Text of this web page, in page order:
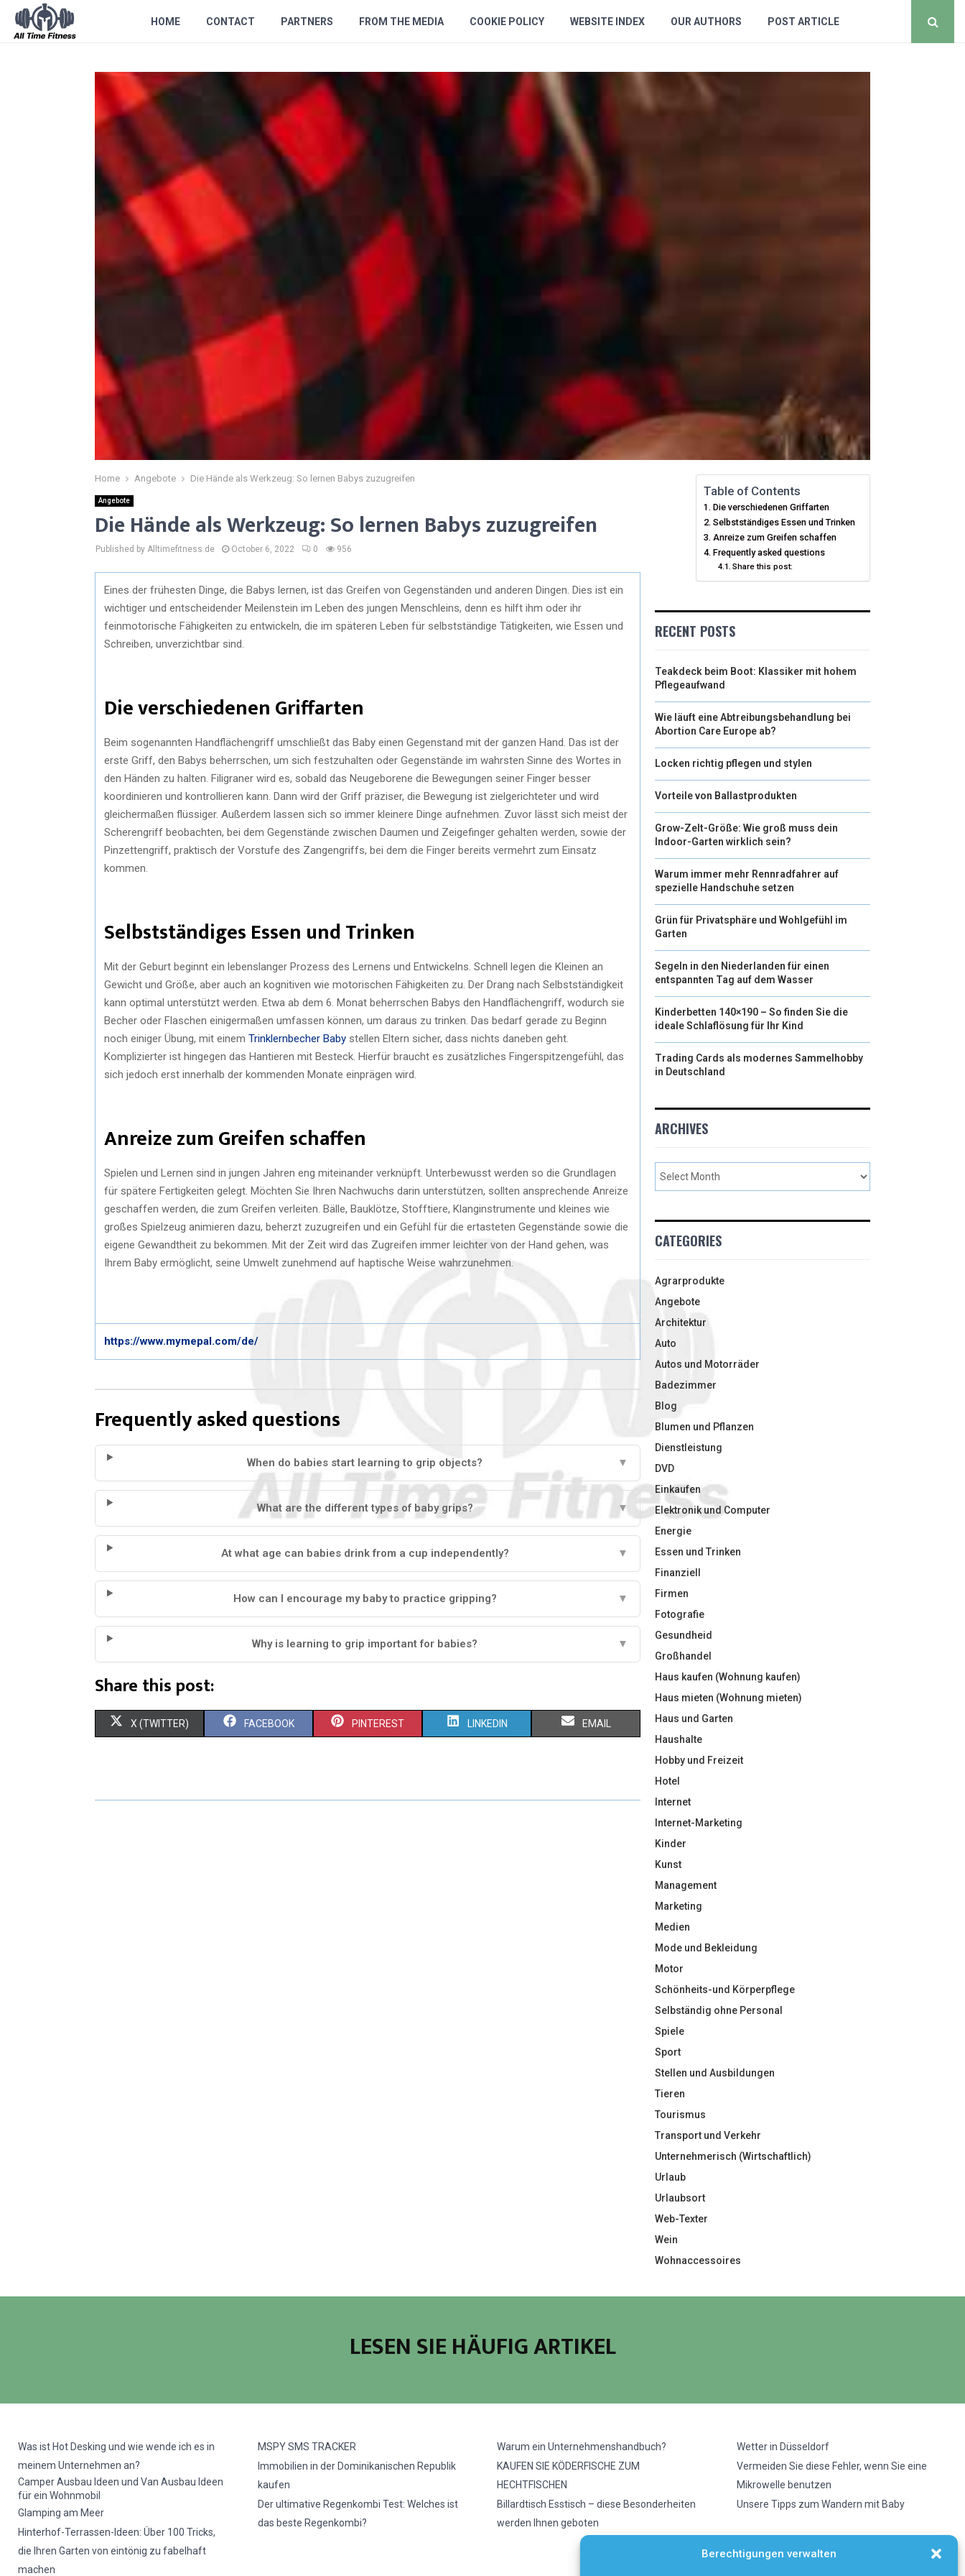
Berechtigungen verwalten
HOME CONTACT PARTNERS FROM THE MEDIA COOKIE POLICY WEBSITE INDEX OUR AUTHORS POST ARTICLE
Home Angebote Die Hände als Werkzeug: So lernen Babys zuzugreifen
Angebote
Die Hände als Werkzeug: So lernen Babys zuzugreifen
Published by Alltimefitness.de October 6, 2022 0 956
Eines der frühesten Dinge, die Babys lernen, ist das Greifen von Gegenständen und anderen Dingen. Dies ist ein
wichtiger und entscheidender Meilenstein im Leben des jungen Menschleins, denn es hilft ihm oder ihr
feinmotorische Fähigkeiten zu entwickeln, die im späteren Leben für selbstständige Tätigkeiten, wie Essen und
Schreiben, unverzichtbar sind.
Die verschiedenen Griffarten
Beim sogenannten Handflächengriff umschließt das Baby einen Gegenstand mit der ganzen Hand. Das ist der
erste Griff, den Babys beherrschen, um sich festzuhalten oder Gegenstände im wahrsten Sinne des Wortes in
den Händen zu halten. Filigraner wird es, sobald das Neugeborene die Bewegungen seiner Finger besser
koordinieren und kontrollieren kann. Dann wird der Griff präziser, die Bewegung ist zielgerichteter und wird
gleichermaßen flüssiger. Außerdem lassen sich so immer kleinere Dinge aufnehmen. Zuvor lässt sich meist der
Scherengriff beobachten, bei dem Gegenstände zwischen Daumen und Zeigefinger gehalten werden, sowie der
Pinzettengriff, praktisch der Vorstufe des Zangengriffs, bei dem die Finger bereits vermehrt zum Einsatz
kommen.
Selbstständiges Essen und Trinken
Mit der Geburt beginnt ein lebenslanger Prozess des Lernens und Entwickelns. Schnell legen die Kleinen an
Gewicht und Größe, aber auch an kognitiven wie motorischen Fähigkeiten zu. Der Drang nach Selbstständigkeit
kann optimal unterstützt werden. Etwa ab dem 6. Monat beherrschen Babys den Handflächengriff, wodurch sie
Becher oder Flaschen einigermaßen umfassen können, um daraus zu trinken. Das bedarf gerade zu Beginn
noch einiger Übung, mit einem Trinklernbecher Baby stellen Eltern sicher, dass nichts daneben geht.
Komplizierter ist hingegen das Hantieren mit Besteck. Hierfür braucht es zusätzliches Fingerspitzengefühl, das
sich jedoch erst innerhalb der kommenden Monate einprägen wird.
Anreize zum Greifen schaffen
Spielen und Lernen sind in jungen Jahren eng miteinander verknüpft. Unterbewusst werden so die Grundlagen
für spätere Fertigkeiten gelegt. Möchten Sie Ihren Nachwuchs darin unterstützen, sollten ansprechende Anreize
geschaffen werden, die zum Greifen verleiten. Bälle, Bauklötze, Stofftiere, Klanginstrumente und kleines wie
großes Spielzeug animieren dazu, beherzt zuzugreifen und ein Gefühl für die ertasteten Gegenstände sowie die
eigene Gewandtheit zu bekommen. Mit der Zeit wird das Zugreifen immer leichter von der Hand gehen, was
Ihrem Baby ermöglicht, seine Umwelt zunehmend auf haptische Weise wahrzunehmen.
https://www.mymepal.com/de/
Frequently asked questions
When do babies start learning to grip objects? ▼
What are the different types of baby grips? ▼
At what age can babies drink from a cup independently? ▼
How can I encourage my baby to practice gripping? ▼
Why is learning to grip important for babies? ▼
Share this post:
X (TWITTER) FACEBOOK PINTEREST LINKEDIN EMAIL
Table of Contents
Die verschiedenen Griffarten
Selbstständiges Essen und Trinken
Anreize zum Greifen schaffen
Frequently asked questions
Share this post:
RECENT POSTS
Teakdeck beim Boot: Klassiker mit hohem
Pflegeaufwand
Wie läuft eine Abtreibungsbehandlung bei
Abortion Care Europe ab?
Locken richtig pflegen und stylen
Vorteile von Ballastprodukten
Grow-Zelt-Größe: Wie groß muss dein
Indoor-Garten wirklich sein?
Warum immer mehr Rennradfahrer auf
spezielle Handschuhe setzen
Grün für Privatsphäre und Wohlgefühl im
Garten
Segeln in den Niederlanden für einen
entspannten Tag auf dem Wasser
Kinderbetten 140×190 – So finden Sie die
ideale Schlaflösung für Ihr Kind
Trading Cards als modernes Sammelhobby
in Deutschland
ARCHIVES
CATEGORIES
Agrarprodukte
Angebote
Architektur
Auto
Autos und Motorräder
Badezimmer
Blog
Blumen und Pflanzen
Dienstleistung
DVD
Einkaufen
Elektronik und Computer
Energie
Essen und Trinken
Finanziell
Firmen
Fotografie
Gesundheid
Großhandel
Haus kaufen (Wohnung kaufen)
Haus mieten (Wohnung mieten)
Haus und Garten
Haushalte
Hobby und Freizeit
Hotel
Internet
Internet-Marketing
Kinder
Kunst
Management
Marketing
Medien
Mode und Bekleidung
Motor
Schönheits-und Körperpflege
Selbständig ohne Personal
Spiele
Sport
Stellen und Ausbildungen
Tieren
Tourismus
Transport und Verkehr
Unternehmerisch (Wirtschaftlich)
Urlaub
Urlaubsort
Web-Texter
Wein
Wohnaccessoires
LESEN SIE HÄUFIG ARTIKEL
Was ist Hot Desking und wie wende ich es in
meinem Unternehmen an?
Camper Ausbau Ideen und Van Ausbau Ideen
für ein Wohnmobil
Glamping am Meer
Hinterhof-Terrassen-Ideen: Über 100 Tricks,
die Ihren Garten von eintönig zu fabelhaft
machen
MSPY SMS TRACKER
Immobilien in der Dominikanischen Republik
kaufen
Der ultimative Regenkombi Test: Welches ist
das beste Regenkombi?
Warum ein Unternehmenshandbuch?
KAUFEN SIE KÖDERFISCHE ZUM
HECHTFISCHEN
Billardtisch Esstisch – diese Besonderheiten
werden Ihnen geboten
Wetter in Düsseldorf
Vermeiden Sie diese Fehler, wenn Sie eine
Mikrowelle benutzen
Unsere Tipps zum Wandern mit Baby